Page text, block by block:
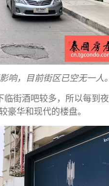
响，目前街区已空无一人。
临街酒吧较多，所以每到夜
豪华和现代的楼盘。